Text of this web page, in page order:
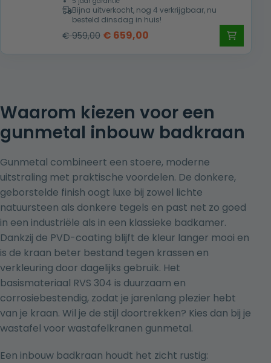
Bijna uitverkocht, nog 4 verkrijgbaar, nu
besteld dinsdag in huis!
€959,00 Oorspronkelijke
€ 659,00
Waarom kiezen voor een
gunmetal inbouw badkraan
Gunmetal combineert een stoere, moderne
uitstraling met praktische voordelen. De donkere,
geborstelde finish oogt luxe bij zowel lichte
natuursteen als donkere tegels en past net zo goed
in een industriële als in een klassieke badkamer.
Dankzij de PVD-coating blijft de kleur langer mooi en
is de kraan beter bestand tegen krassen en
verkleuring door dagelijks gebruik. Het
basismateriaal RVS 304 is duurzaam en
corrosiebestendig, zodat je jarenlang plezier hebt
van je kraan. Wil je de stijl doortrekken? Kies dan bij je
wastafel voor wastafelkranen gunmetal.
Een inbouw badkraan houdt het zicht rustig: